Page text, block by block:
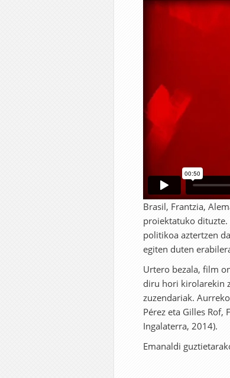
Brasil, Frantzia,
proiektatuko
politikoa aztertzen
egiten duten
Urtero bezala, film
diru hori kirolarekin
zuzendariak.
Pérez eta Gilles Rof,
Ingalaterra, 2014).
Emanaldi